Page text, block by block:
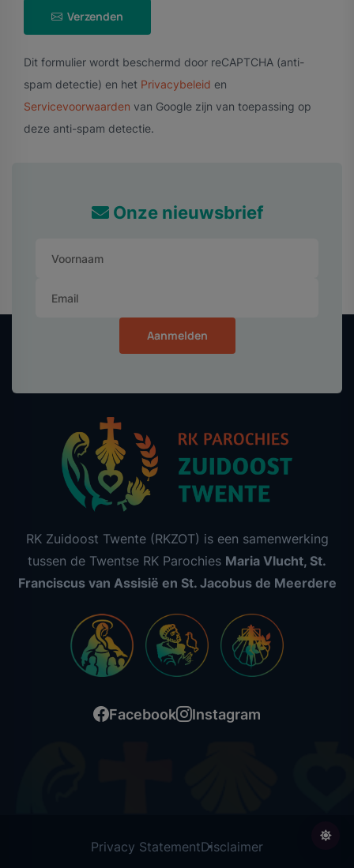
Verzenden
Dit formulier wordt beschermd door reCAPTCHA (anti-
spam detectie) en het Privacybeleid en
Servicevoorwaarden van Google zijn van toepassing op
deze anti-spam detectie.
Onze nieuwsbrief
Aanmelden
RK Zuidoost Twente (RKZOT) is een samenwerking
tussen de Twentse RK Parochies Maria Vlucht, St.
Franciscus van Assisië en St. Jacobus de Meerdere
Facebook Instagram
Privacy StatementDisclaimer